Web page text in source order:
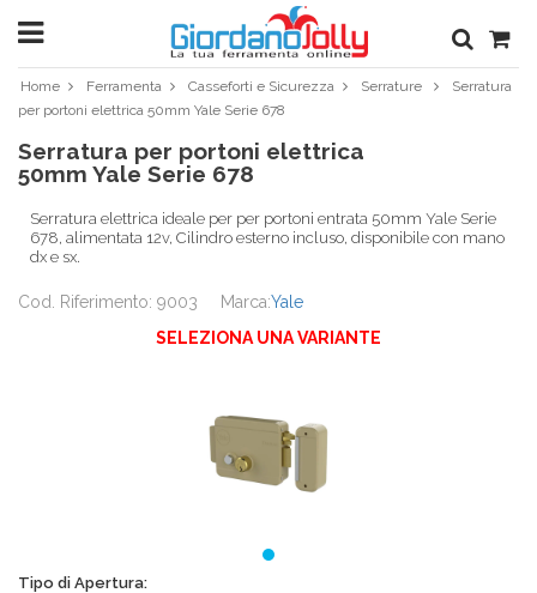
Home Ferramenta Casseforti e Sicurezza Serrature
Serratura
per portoni elettrica 50mm Yale Serie 678
Serratura per portoni elettrica
50mm Yale Serie 678
Serratura elettrica ideale per per portoni entrata 50mm Yale Serie
678, alimentata 12v, Cilindro esterno incluso, disponibile con mano
dx e sx.
Cod. Riferimento: 9003 Marca:Yale
SELEZIONA UNA VARIANTE
Tipo di Apertura: